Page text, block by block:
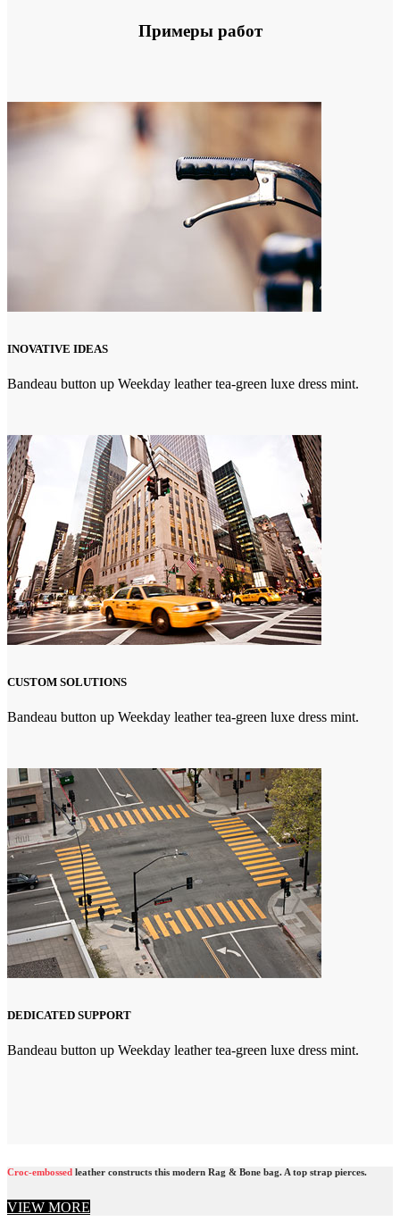
Примеры работ
INOVATIVE IDEAS
Bandeau button up Weekday leather tea-green luxe dress mint.
CUSTOM SOLUTIONS
Bandeau button up Weekday leather tea-green luxe dress mint.
DEDICATED SUPPORT
Bandeau button up Weekday leather tea-green luxe dress mint.
Croc-embossed leather constructs this modern Rag & Bone bag. A top strap pierces.
VIEW MORE